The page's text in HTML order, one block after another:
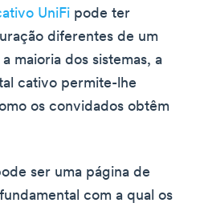
UniFi pode ter
diferentes de um
maioria dos sistemas, a
cativo permite-lhe
os convidados obtêm
ser uma página de
com a qual os